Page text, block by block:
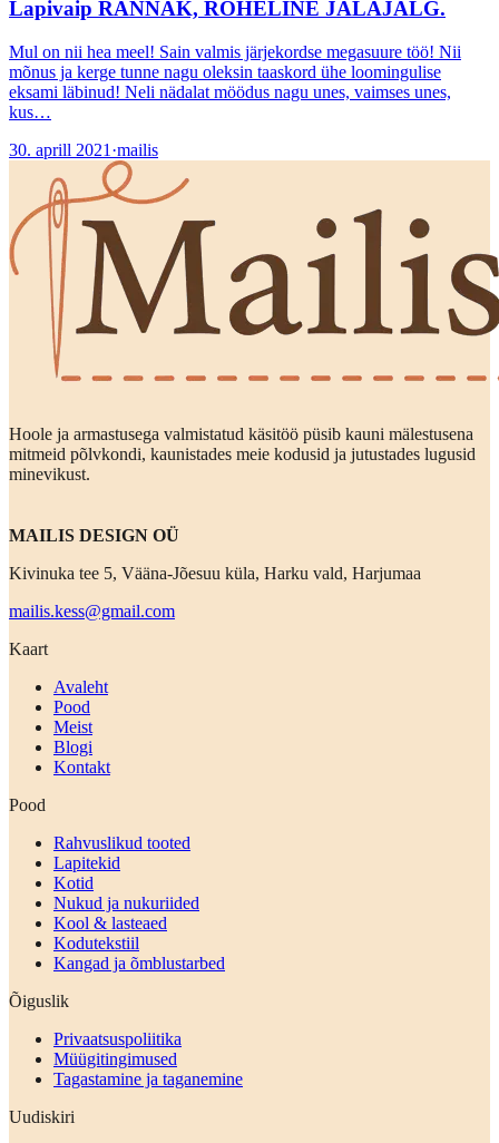
Lapivaip RÄNNAK, ROHELINE JALAJÄLG.
Mul on nii hea meel! Sain valmis järjekordse megasuure töö! Nii
mõnus ja kerge tunne nagu oleksin taaskord ühe loomingulise
eksami läbinud! Neli nädalat möödus nagu unes, vaimses unes,
kus…
30. aprill 2021 ·mailis
Hoole ja armastusega valmistatud käsitöö püsib kauni mälestusena
mitmeid põlvkondi, kaunistades meie kodusid ja jutustades lugusid
minevikust.
MAILIS DESIGN OÜ
Kivinuka tee 5, Vääna-Jõesuu küla, Harku vald, Harjumaa
mailis.kess@gmail.com
Kaart
Avaleht
Pood
Meist
Blogi
Kontakt
Pood
Rahvuslikud tooted
Lapitekid
Kotid
Nukud ja nukuriided
Kool & lasteaed
Kodutekstiil
Kangad ja õmblustarbed
Õiguslik
Privaatsuspoliitika
Müügitingimused
Tagastamine ja taganemine
Uudiskiri